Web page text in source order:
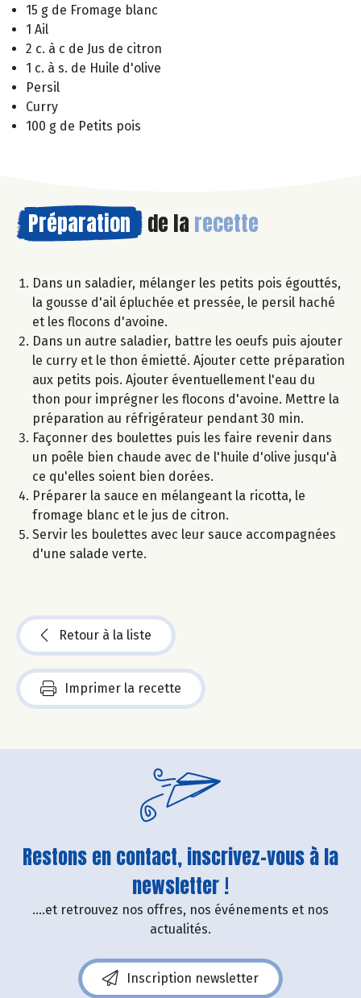
15 g de Fromage blanc
1 Ail
2 c. à c de Jus de citron
1 c. à s. de Huile d'olive
Persil
Curry
100 g de Petits pois
Préparation de la recette
Dans un saladier, mélanger les petits pois égouttés,
la gousse d'ail épluchée et pressée, le persil haché
et les flocons d'avoine.
Dans un autre saladier, battre les oeufs puis ajouter
le curry et le thon émietté. Ajouter cette préparation
aux petits pois. Ajouter éventuellement l'eau du
thon pour imprégner les flocons d'avoine. Mettre la
préparation au réfrigérateur pendant 30 min.
Façonner des boulettes puis les faire revenir dans
un poêle bien chaude avec de l'huile d'olive jusqu'à
ce qu'elles soient bien dorées.
Préparer la sauce en mélangeant la ricotta, le
fromage blanc et le jus de citron.
Servir les boulettes avec leur sauce accompagnées
d'une salade verte.
Retour à la liste
Imprimer la recette
Restons en contact, inscrivez-vous à la
newsletter !
....et retrouvez nos offres, nos événements et nos
actualités.
Inscription newsletter